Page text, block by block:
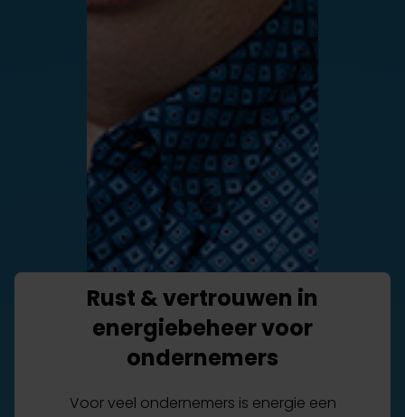
Rust & vertrouwen in
energiebeheer voor
ondernemers
Voor veel ondernemers is energie een